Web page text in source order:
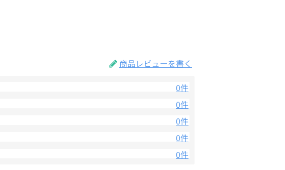
商品レビューを書く
0件
0件
0件
0件
0件